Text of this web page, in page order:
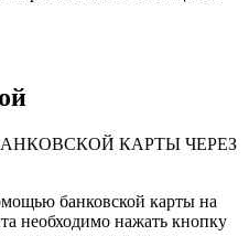
КАРТЫ ЧЕРЕЗ
банковской карты на
необходимо нажать кнопку